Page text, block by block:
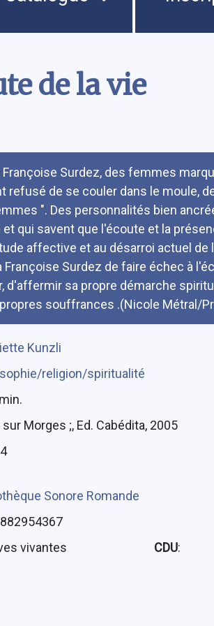
de la vie
Surdez, des femmes
refusé de se couler dans le moule,
". Des personnalités bien
qui savent que l'écoute et la
affective et au désarroi actuel
Surdez de faire échec à
d'affermir sa propre démarche
souffrances .(Nicole Métral/
Kunzli
religion/spiritualité
Morges ;, Ed. Cabédita, 2005
Sonore Romande
vivantes CDU: